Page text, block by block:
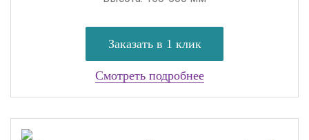
Заказать в 1 клик
Смотреть подробнее